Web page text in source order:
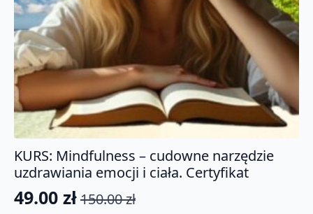
KURS: Mindfulness – cudowne narzędzie
uzdrawiania emocji i ciała. Certyfikat
150.00zł
Pierwotna
49.00 zł
Aktualna